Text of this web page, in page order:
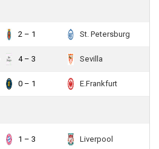
2 – 1 St. Petersburg
4 – 3 Sevilla
0 – 1 E.Frankfurt
1 – 3 Liverpool